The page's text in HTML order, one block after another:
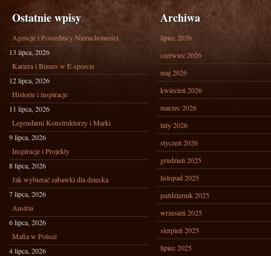
Ostatnie wpisy
Agencje i Pośrednicy Nieruchomości
13 lipca, 2026
Kariera i Biznes w E-sporcie
12 lipca, 2026
Historie i inspiracje
11 lipca, 2026
Legendarni Konstruktorzy i Marki
9 lipca, 2026
Inspiracje i Projekty
8 lipca, 2026
Jak wybierać zabawki dla dziecka
7 lipca, 2026
Austria
6 lipca, 2026
Mafia w Polsce
4 lipca, 2026
Archiwa
lipiec 2026
czerwiec 2026
maj 2026
kwiecień 2026
marzec 2026
luty 2026
styczeń 2026
grudzień 2025
listopad 2025
październik 2025
wrzesień 2025
sierpień 2025
lipiec 2025